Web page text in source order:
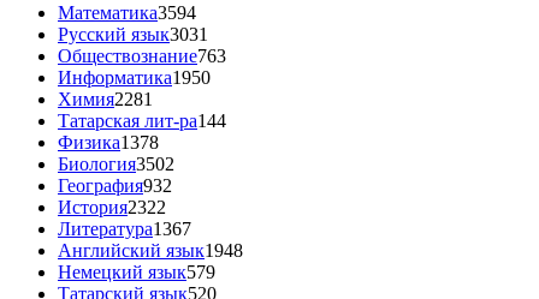
Математика3594
Русский язык3031
Обществознание763
Информатика1950
Химия2281
Татарская лит-ра144
Физика1378
Биология3502
География932
История2322
Литература1367
Английский язык1948
Немецкий язык579
Татарский язык520